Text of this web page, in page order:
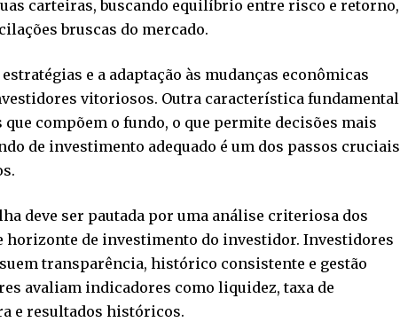
carteiras, buscando equilíbrio entre risco e retorno,
bruscas do mercado.
e a adaptação às mudanças econômicas
vitoriosos. Outra característica fundamental
compõem o fundo, o que permite decisões mais
de investimento adequado é um dos passos cruciais
deve ser pautada por uma análise criteriosa dos
de investimento do investidor. Investidores
transparência, histórico consistente e gestão
avaliam indicadores como liquidez, taxa de
e resultados históricos.